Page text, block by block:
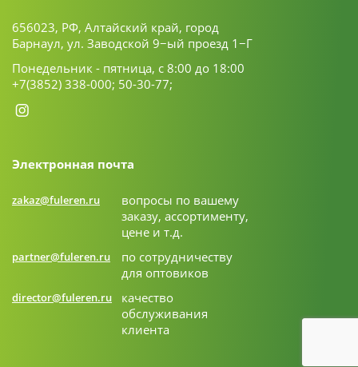
656023, РФ, Алтайский край, город
Барнаул, ул. Заводской 9−ый проезд 1−Г
Понедельник - пятница, с 8:00 до 18:00
+7(3852) 338-000; 50-30-77;
Электронная почта
zakaz@fuleren.ru
вопросы по вашему
заказу, ассортименту,
цене и т.д.
partner@fuleren.ru
по сотрудничеству
для оптовиков
director@fuleren.ru
качество
обслуживания
клиента